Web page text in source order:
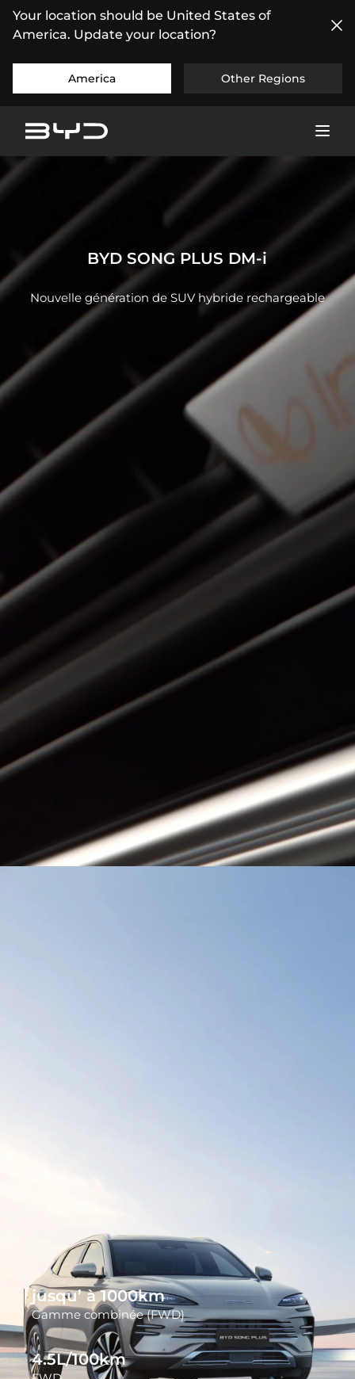
Your location should be United States of
America. Update your location?
America Other Regions
BYD SONG PLUS DM-i
Nouvelle génération de SUV hybride rechargeable
jusqu’ à1000km
Gamme combinée (FWD)
4.5L/100km